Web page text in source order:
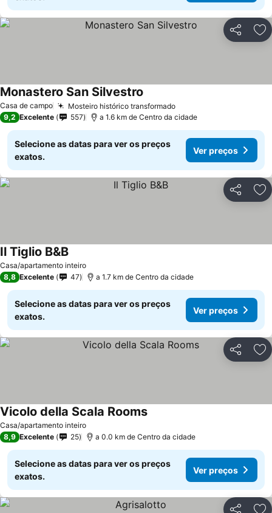
Partilhar
Casa de campo Mosteiro histórico transformado
Monastero San Silvestro
9,2 Excelente 557 a 1.6 km de Centro da cidade
Selecione as datas para ver os preços
exatos.
Ver preços
Partilhar
Casa/apartamento inteiro
Il Tiglio B&B
8,8 Excelente 47 a 1.7 km de Centro da cidade
Selecione as datas para ver os preços
exatos.
Ver preços
Partilhar
Casa/apartamento inteiro
Vicolo della Scala Rooms
8,9 Excelente 25 a 0.0 km de Centro da cidade
Selecione as datas para ver os preços
exatos.
Ver preços